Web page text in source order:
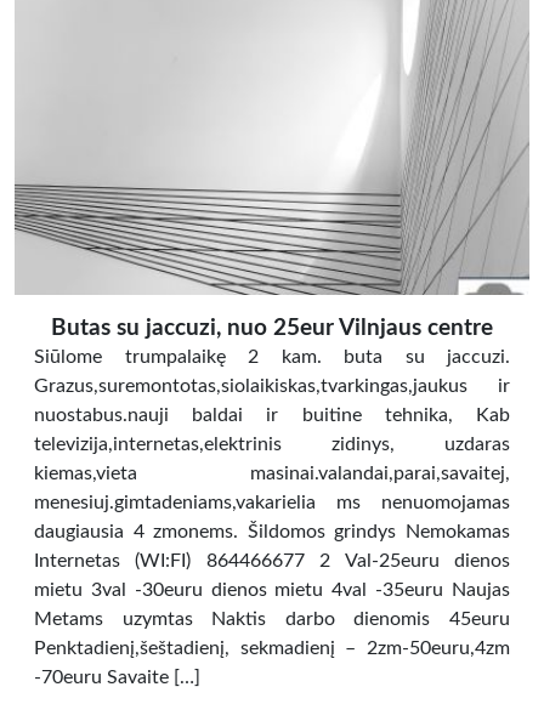
Butas su jaccuzi, nuo 25eur Vilnjaus centre
Siūlome trumpalaikę 2 kam. buta su jaccuzi.
Grazus,suremontotas,siolaikiskas,tvarkingas,jaukus ir
nuostabus.nauji baldai ir buitine tehnika, Kab
televizija,internetas,elektrinis zidinys, uzdaras
kiemas,vieta masinai.valandai,parai,savaitej,
menesiuj.gimtadeniams,vakarielia ms nenuomojamas
daugiausia 4 zmonems. Šildomos grindys Nemokamas
Internetas (WI:FI) 864466677 2 Val-25euru dienos
mietu 3val -30euru dienos mietu 4val -35euru Naujas
Metams uzymtas Naktis darbo dienomis 45euru
Penktadienį,šeštadienį, sekmadienį – 2zm-50euru,4zm
-70euru Savaite […]